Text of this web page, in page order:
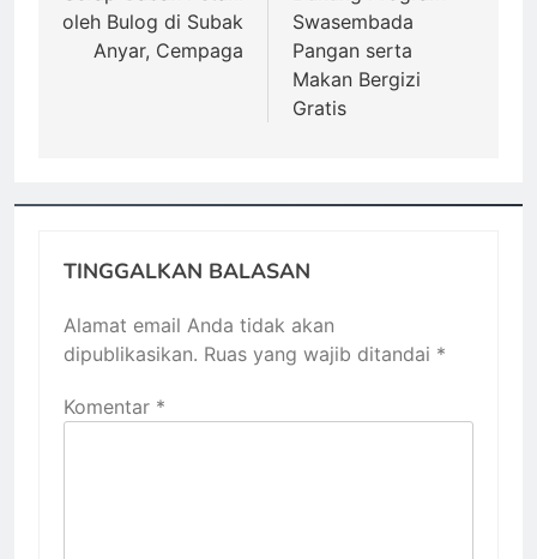
oleh Bulog di Subak
Anyar, Cempaga
Swasembada
Pangan serta
Makan Bergizi
Gratis
TINGGALKAN BALASAN
Alamat email Anda tidak akan
dipublikasikan. Ruas yang wajib ditandai *
Komentar *